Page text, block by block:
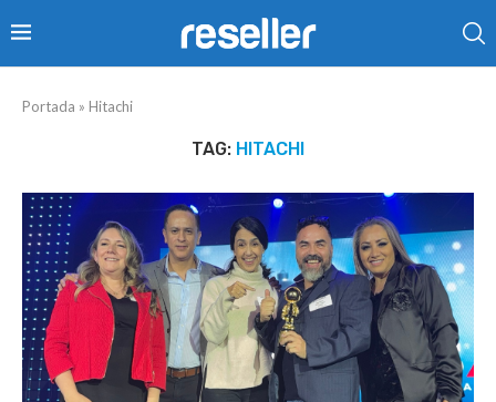
Portada » Hitachi
TAG: HITACHI